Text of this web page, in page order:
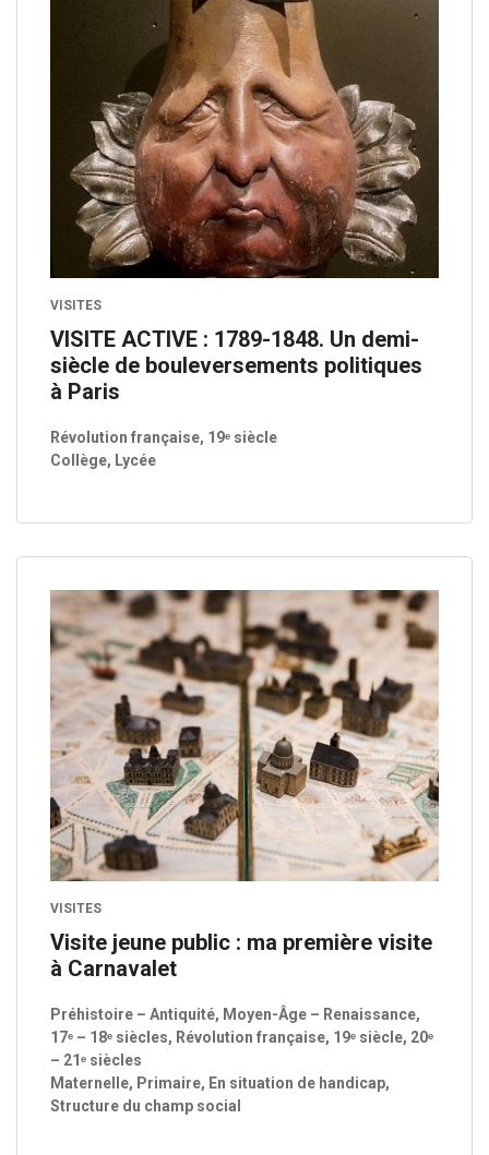
VISITES
VISITE ACTIVE : 1789-1848. Un demi-
siècle de bouleversements politiques
à Paris
Révolution française, 19ᵉ siècle
Collège, Lycée
VISITES
Visite jeune public : ma première visite
à Carnavalet
Préhistoire – Antiquité, Moyen-Âge – Renaissance,
17ᵉ – 18ᵉ siècles, Révolution française, 19ᵉ siècle, 20ᵉ
– 21ᵉ siècles
Maternelle, Primaire, En situation de handicap,
Structure du champ social